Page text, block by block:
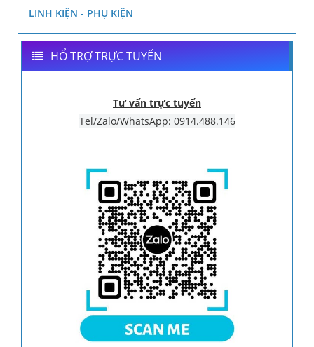
LINH KIỆN - PHỤ KIỆN
HỔ TRỢ TRỰC TUYẾN
Tư vấn trực tuyến
Tel/Zalo/WhatsApp: 0914.488.146